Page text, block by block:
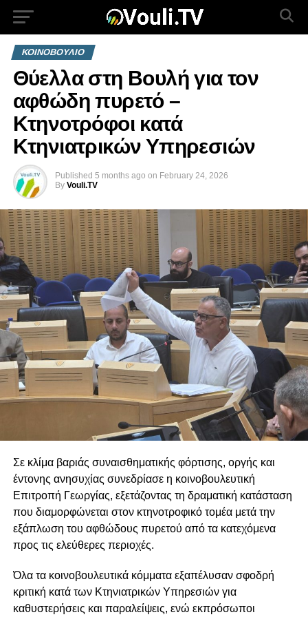
ΚΟΙΝΟΒΟΥΛΙΟ
Θύελλα στη Βουλή για τον
αφθώδη πυρετό –
Κτηνοτρόφοι κατά
Κτηνιατρικών Υπηρεσιών
Published 5 months ago on February 24, 2026
By Vouli.TV
Σε κλίμα βαριάς συναισθηματικής φόρτισης, οργής και
έντονης ανησυχίας συνεδρίασε η κοινοβουλευτική
Επιτροπή Γεωργίας, εξετάζοντας τη δραματική κατάσταση
που διαμορφώνεται στον κτηνοτροφικό τομέα μετά την
εξάπλωση του αφθώδους πυρετού από τα κατεχόμενα
προς τις ελεύθερες περιοχές.
Όλα τα κοινοβουλευτικά κόμματα εξαπέλυσαν σφοδρή
κριτική κατά των Κτηνιατρικών Υπηρεσιών για
καθυστερήσεις και παραλείψεις, ενώ εκπρόσωποι